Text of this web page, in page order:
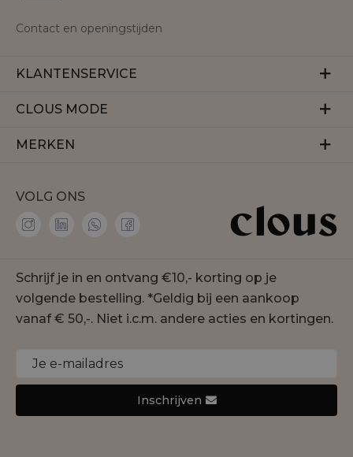
Contact en openingstijden
KLANTENSERVICE
Veelgestelde vragen
Betalen
CLOUS MODE
Over ons
Membership
Onze winkels
Duurzaamheid
Cookie statement
MERKEN
Accentil
Amaya Amsterdam
Geisha
Gustav
Jansen Amsterdam
Monari
Nukus
Rino&Pelle
VOLG ONS
Schrijf je in en ontvang €10,- korting op je
volgende bestelling. *Geldig bij een aankoop
vanaf € 50,-. Niet i.c.m. andere acties en kortingen.
Inschrijven